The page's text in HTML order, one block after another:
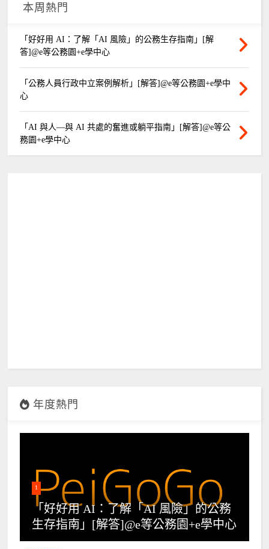
本周熱門
「好好用 AI：了解「AI 風險」的公務生存指南」[解
答]@e等公務園+e學中心
「公務人員行政中立案例解析」[解答]@e等公務園+e學中
心
「AI 與人—與 AI 共處的奮進或躺平指南」[解答]@e等公
務園+e學中心
年度熱門
1
「好好用 AI：了解「AI 風險」的公務
生存指南」[解答]@e等公務園+e學中心